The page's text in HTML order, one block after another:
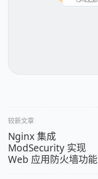
较新文章
Nginx 集成
ModSecurity 实现
Web 应用防火墙功能